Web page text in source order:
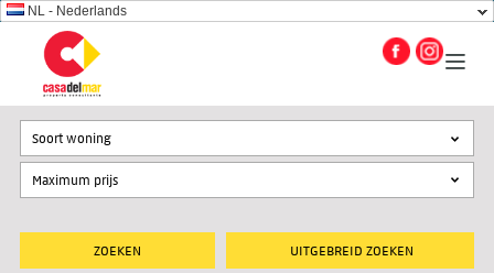
NL - Nederlands
UITGEBREID ZOEKEN
Soort woning